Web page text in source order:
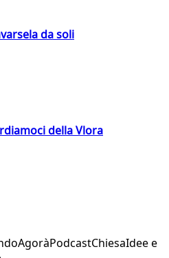
da soli
della Vlora
AgoràPodcastChiesaIdee e